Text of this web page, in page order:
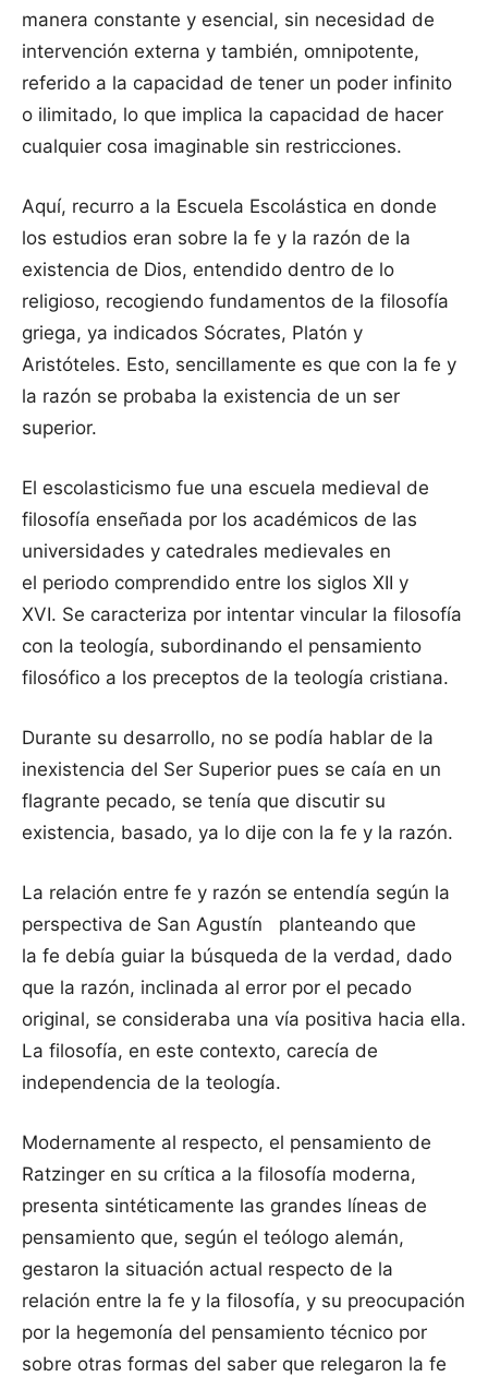
manera constante y esencial, sin necesidad de
intervención externa y también, omnipotente,
referido a la capacidad de tener un poder infinito
o ilimitado, lo que implica la capacidad de hacer
cualquier cosa imaginable sin restricciones.
Aquí, recurro a la Escuela Escolástica en donde
los estudios eran sobre la fe y la razón de la
existencia de Dios, entendido dentro de lo
religioso, recogiendo fundamentos de la filosofía
griega, ya indicados Sócrates, Platón y
Aristóteles. Esto, sencillamente es que con la fe y
la razón se probaba la existencia de un ser
superior.
El escolasticismo fue una escuela medieval de
filosofía enseñada por los académicos de las
universidades y catedrales medievales en
el periodo comprendido entre los siglos XII y
XVI. Se caracteriza por intentar vincular la filosofía
con la teología, subordinando el pensamiento
filosófico a los preceptos de la teología cristiana.
Durante su desarrollo, no se podía hablar de la
inexistencia del Ser Superior pues se caía en un
flagrante pecado, se tenía que discutir su
existencia, basado, ya lo dije con la fe y la razón.
La relación entre fe y razón se entendía según la
perspectiva de San Agustín planteando que
la fe debía guiar la búsqueda de la verdad, dado
que la razón, inclinada al error por el pecado
original, se consideraba una vía positiva hacia ella.
La filosofía, en este contexto, carecía de
independencia de la teología.
Modernamente al respecto, el pensamiento de
Ratzinger en su crítica a la filosofía moderna,
presenta sintéticamente las grandes líneas de
pensamiento que, según el teólogo alemán,
gestaron la situación actual respecto de la
relación entre la fe y la filosofía, y su preocupación
por la hegemonía del pensamiento técnico por
sobre otras formas del saber que relegaron la fe